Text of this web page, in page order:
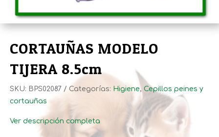
CORTAUÑAS MODELO
TIJERA 8.5cm
SKU: BPS02087 Categorías: Higiene, Cepillos peines y
cortauñas
Ver descripción completa